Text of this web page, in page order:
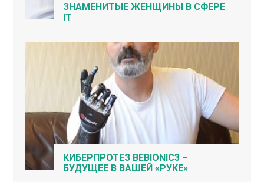
ЗНАМЕНИТЫЕ ЖЕНЩИНЫ В СФЕРЕ
IT
КИБЕРПРОТЕЗ BEBIONIC3 –
БУДУЩЕЕ В ВАШЕЙ «РУКЕ»